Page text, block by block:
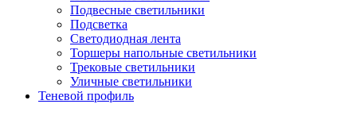
Подвесные светильники
Подсветка
Светодиодная лента
Торшеры напольные светильники
Трековые светильники
Уличные светильники
Теневой профиль